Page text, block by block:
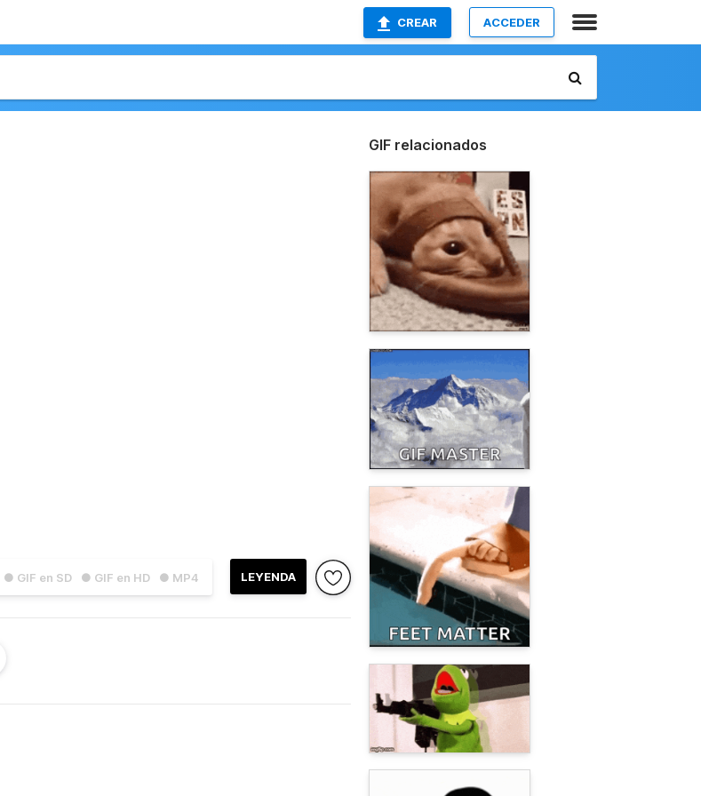
CREAR ACCEDER
● GIF en SD ● GIF en HD ● MP4 LEYENDA
GIF relacionados